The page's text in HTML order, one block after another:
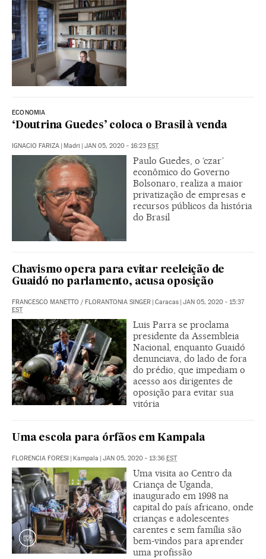
ECONOMIA
‘Doutrina Guedes’ coloca o Brasil à venda
IGNACIO FARIZA Madri JAN 05, 2020 - 16:23 EST
Paulo Guedes, o ‘czar’
econômico do Governo
Bolsonaro, realiza a maior
privatização de empresas e
recursos públicos da história
do Brasil
Chavismo opera para evitar reeleição de
Guaidó no parlamento, acusa oposição
FRANCESCO MANETTO / FLORANTONIA SINGER | Caracas | JAN 05, 2020 - 15:37
EST
Luis Parra se proclama
presidente da Assembleia
Nacional, enquanto Guaidó
denunciava, do lado de fora
do prédio, que impediam o
acesso aos dirigentes de
oposição para evitar sua
vitória
Uma escola para órfãos em Kampala
FLORENCIA FORESI | Kampala | JAN 05, 2020 - 13:36 EST
Uma visita ao Centro da
Criança de Uganda,
inaugurado em 1998 na
capital do país africano, onde
crianças e adolescentes
carentes e sem família são
bem-vindos para aprender
uma profissão